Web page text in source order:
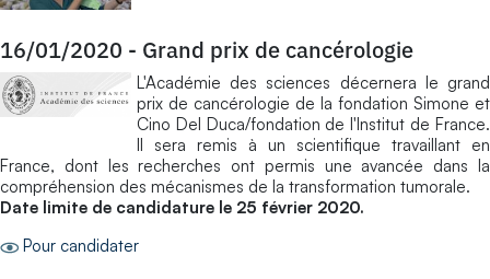
16/01/2020 - Grand prix de cancérologie
L'Académie des sciences décernera le grand
prix de cancérologie de la fondation Simone et
Cino Del Duca/fondation de l'Institut de France.
Il sera remis à un scientifique travaillant en
France, dont les recherches ont permis une avancée dans la
compréhension des mécanismes de la transformation tumorale.
Date limite de candidature le 25 février 2020.
Pour candidater